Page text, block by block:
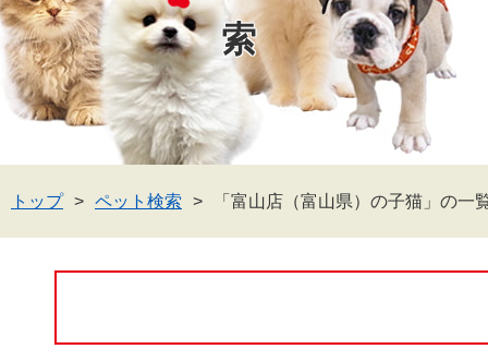
索
トップ ペット検索 「富山店（富山県）の子猫」の一